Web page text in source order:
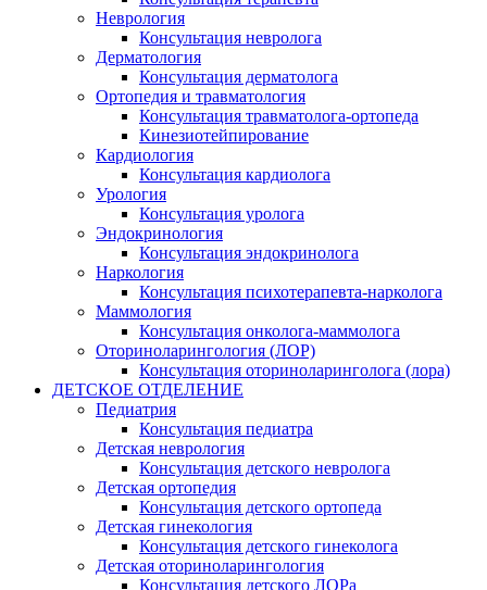
Неврология
Консультация невролога
Дерматология
Консультация дерматолога
Ортопедия и травматология
Консультация травматолога-ортопеда
Кинезиотейпирование
Кардиология
Консультация кардиолога
Урология
Консультация уролога
Эндокринология
Консультация эндокринолога
Наркология
Консультация психотерапевта-нарколога
Маммология
Консультация онколога-маммолога
Оториноларингология (ЛОР)
Консультация оториноларинголога (лора)
ДЕТСКОЕ ОТДЕЛЕНИЕ
Педиатрия
Консультация педиатра
Детская неврология
Консультация детского невролога
Детская ортопедия
Консультация детского ортопеда
Детская гинекология
Консультация детского гинеколога
Детская оториноларингология
Консультация детского ЛОРа